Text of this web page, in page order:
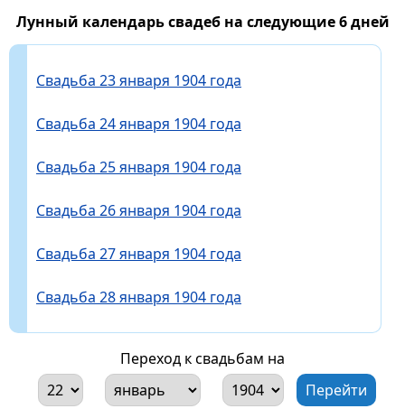
Лунный календарь свадеб на следующие 6 дней
Свадьба 23 января 1904 года
Свадьба 24 января 1904 года
Свадьба 25 января 1904 года
Свадьба 26 января 1904 года
Свадьба 27 января 1904 года
Свадьба 28 января 1904 года
Переход к свадьбам на